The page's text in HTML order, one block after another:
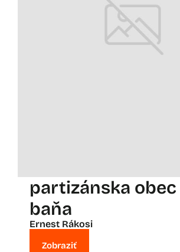
partizánska obec
baňa
Ernest Rákosi
Zobraziť